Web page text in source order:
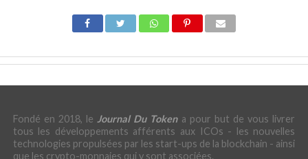
Fondé en 2018, le Journal Du Tokena pour but de vous livrer
tous les développements afférents aux ICOs - les nouvelles
technologies propulsées par les start-ups de la blockchain - ainsi
que les crypto-monnaies qui y sont associées.